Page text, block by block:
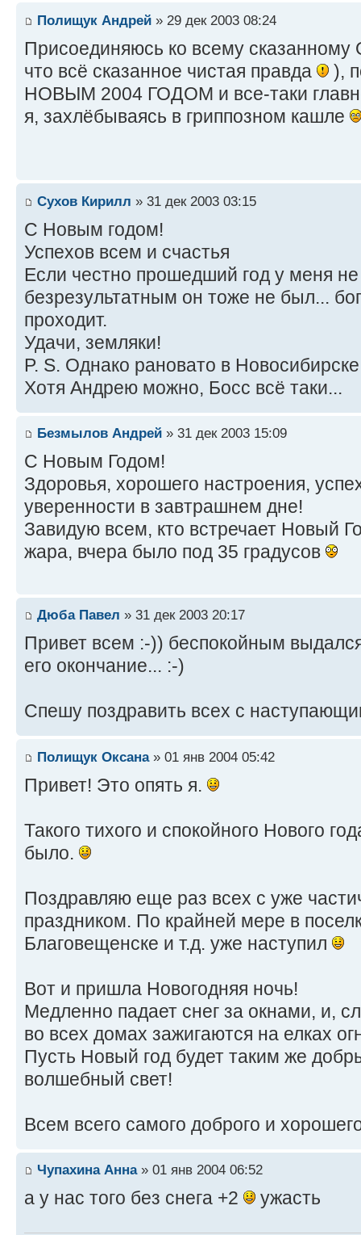
Полищук Андрей » 29 дек 2003 08:24
Присоединяюсь ко всему
что всё сказанное чистая правда
),
НОВЫМ 2004 ГОДОМ и все-таки
я, захлёбываясь в гриппозном кашле
Сухов Кирилл » 31 дек 2003 03:15
C Новым годом!
Успехов всем и счастья
Если честно прошедший год у меня
безрезультатным он тоже не был...
проходит.
Удачи, земляки!
P. S. Однако рановато в
Хотя Андрею можно, Босс всё таки...
Безмылов Андрей » 31 дек 2003 15:09
С Новым Годом!
Здоровья, хорошего настроения,
уверенности в завтрашнем дне!
Завидую всем, кто встречает Новый
жара, вчера было под 35 градусов
Дюба Павел » 31 дек 2003 20:17
Привет всем :-)) беспокойным
его окончание... :-)
Спешу поздравить всех с
Полищук Оксана» 01 янв 2004 05:42
Привет! Это опять я.
Такого тихого и спокойного Нового
было.
Поздравляю еще раз всех с уже
праздником. По крайней мере в
Благовещенске и т.д. уже наступил
Вот и пришла Новогодняя ночь!
Медленно падает снег за окнами, и,
во всех домах зажигаются на елках
Пусть Новый год будет таким же
волшебный свет!
Всем всего самого доброго и
Чупахина Анна» 01 янв 2004 06:52
а у нас того без снега +2 ужасть